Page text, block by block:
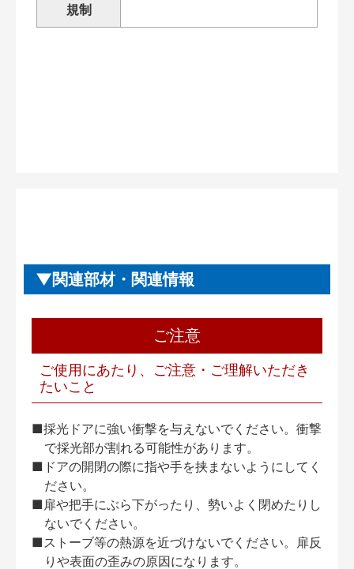
規制
関連部材・関連情報
ご注意
ご使用にあたり、ご注意・ご理解いただき
たいこと
■採光ドアに強い衝撃を与えないでください。衝撃
で採光部が割れる可能性があります。
■ドアの開閉の際に指や手を挟まないようにしてく
ださい。
■扉や把手にぶら下がったり、勢いよく閉めたりし
ないでください。
■ストーブ等の熱源を近づけないでください。扉反
りや表面の歪みの原因になります。